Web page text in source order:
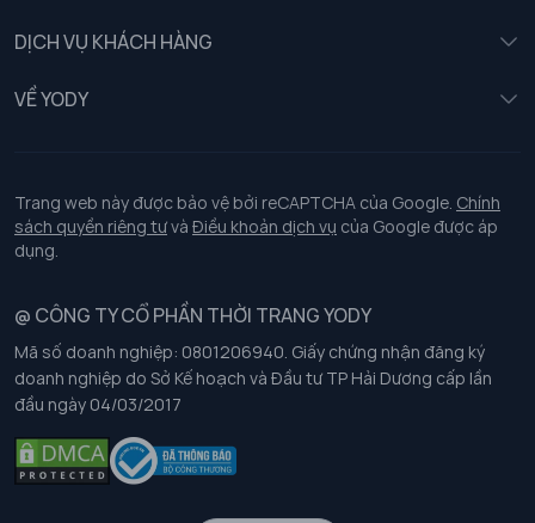
DỊCH VỤ KHÁCH HÀNG
Chính sách khách hàng thân thiết
Chính sách bảo vệ dữ liệu cá nhân
Chính sách thanh toán, giao nhận
Chính sách chất lượng và an toàn sức khoẻ nghề nghiệp
Chính sách đơn đồng phục
Hướng dẫn chọn kích thước
VỀ YODY
Tuyển dụng
Trang web này được bảo vệ bởi reCAPTCHA của Google. Chính
sách quyền riêng tưvà Điều khoản dịch vụ của Google được áp
dụng.
@ CÔNG TY CỔ PHẦN THỜI TRANG YODY
Mã số doanh nghiệp: 0801206940. Giấy chứng nhận đăng ký
doanh nghiệp do Sở Kế hoạch và Đầu tư TP Hải Dương cấp lần
đầu ngày 04/03/2017